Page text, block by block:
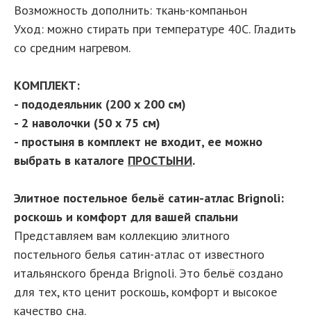
Возможность дополнить: ткань-компаньон
Уход: можно стирать при температуре 40С. Гладить
со средним нагревом.
КОМПЛЕКТ:
- пододеяльник (200 х 200 см)
- 2 наволочки (50 х 75 см)
- простыня в комплект не входит, ее можно
выбрать в каталоге ПРОСТЫНИ.
Элитное постельное бельё сатин-атлас Brignoli:
роскошь и комфорт для вашей спальни
Представляем вам коллекцию элитного
постельного белья сатин-атлас от известного
итальянского бренда Brignoli. Это бельё создано
для тех, кто ценит роскошь, комфорт и высокое
качество сна.